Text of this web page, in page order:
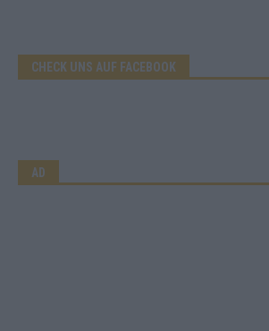
CHECK UNS AUF FACEBOOK
AD